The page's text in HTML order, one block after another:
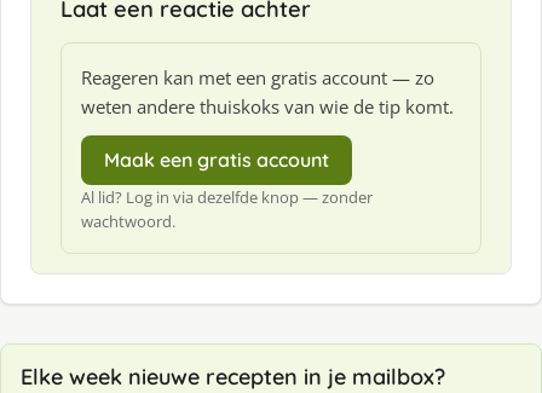
Laat een reactie achter
Reageren kan met een gratis account — zo
weten andere thuiskoks van wie de tip komt.
Maak een gratis account
Al lid? Log in via dezelfde knop — zonder
wachtwoord.
Elke week nieuwe recepten in je mailbox?